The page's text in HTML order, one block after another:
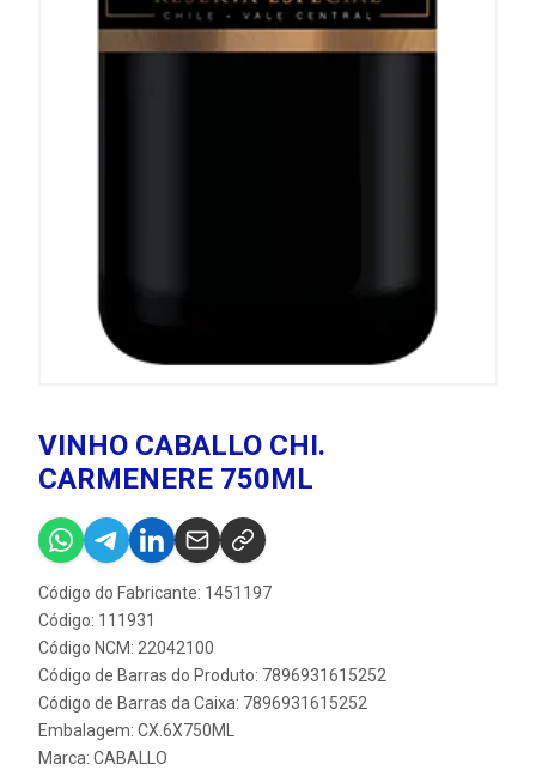
VINHO CABALLO CHI.
CARMENERE 750ML
Código do Fabricante: 1451197
Código: 111931
Código NCM: 22042100
Código de Barras do Produto: 7896931615252
Código de Barras da Caixa: 7896931615252
Embalagem: CX.6X750ML
Marca: CABALLO